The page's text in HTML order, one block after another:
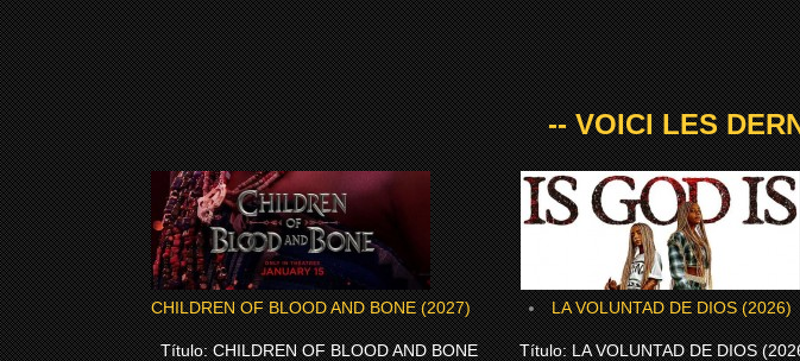
-- VOICI LES
CHILDREN OF BLOOD AND BONE (2027)
Título: CHILDREN OF BLOOD AND BONE
LA VOLUNTAD DE DIOS (2026)
Título: LA VOLUNTAD DE DIOS